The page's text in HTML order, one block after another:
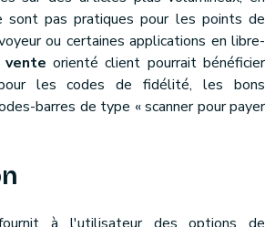
sont pas pratiques pour les points de
ou certaines applications en libre-
orienté client pourrait bénéficier
les codes de fidélité, les bons
barres de type « scanner pour payer